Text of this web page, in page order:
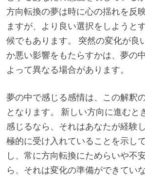
方向転換の夢は時に心の揺れを反
ますが、より良い選択をしようと
候でもあります。 突然の変化が良
か悪い影響をもたらすかは、夢の
よって異なる場合があります。
夢の中で感じる感情は、この解釈
となります。 新しい方向に進むと
感じるなら、それはあなたが経験
極的に受け入れていることを示し
し、常に方向転換にためらいや不
ら、それは変化の準備ができてい